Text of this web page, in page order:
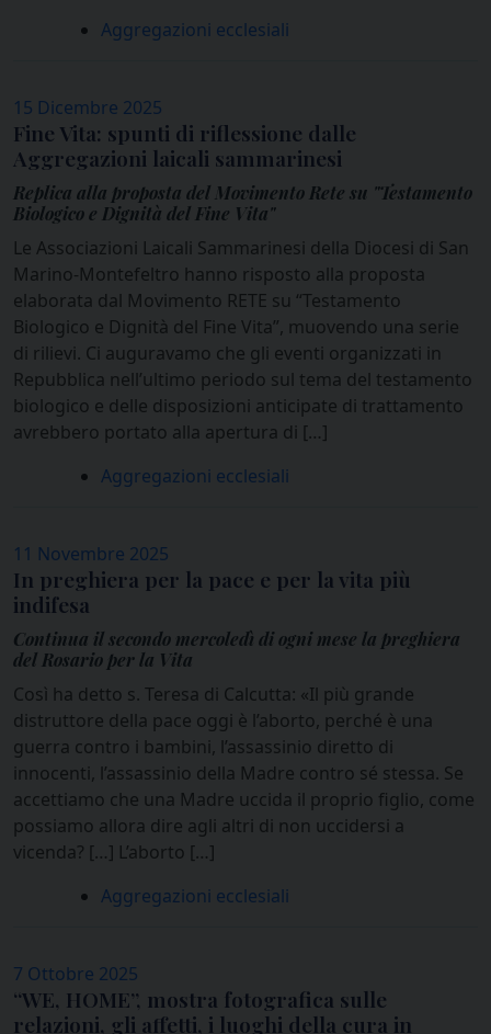
Aggregazioni ecclesiali
15 Dicembre 2025
Fine Vita: spunti di riflessione dalle
Aggregazioni laicali sammarinesi
Replica alla proposta del Movimento Rete su "Testamento
Biologico e Dignità del Fine Vita"
Le Associazioni Laicali Sammarinesi della Diocesi di San
Marino-Montefeltro hanno risposto alla proposta
elaborata dal Movimento RETE su “Testamento
Biologico e Dignità del Fine Vita”, muovendo una serie
di rilievi. Ci auguravamo che gli eventi organizzati in
Repubblica nell’ultimo periodo sul tema del testamento
biologico e delle disposizioni anticipate di trattamento
avrebbero portato alla apertura di […]
Aggregazioni ecclesiali
11 Novembre 2025
In preghiera per la pace e per la vita più
indifesa
Continua il secondo mercoledì di ogni mese la preghiera
del Rosario per la Vita
Così ha detto s. Teresa di Calcutta: «Il più grande
distruttore della pace oggi è l’aborto, perché è una
guerra contro i bambini, l’assassinio diretto di
innocenti, l’assassinio della Madre contro sé stessa. Se
accettiamo che una Madre uccida il proprio figlio, come
possiamo allora dire agli altri di non uccidersi a
vicenda? […] L’aborto […]
Aggregazioni ecclesiali
7 Ottobre 2025
“WE, HOME”, mostra fotografica sulle
relazioni, gli affetti, i luoghi della cura in